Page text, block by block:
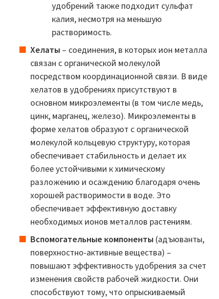
удобрений также подходит сульфат
калия, несмотря на меньшую
растворимость.
Хелаты – соединения, в которых ион металла
связан с органической молекулой
посредством координационной связи. В виде
хелатов в удобрениях присутствуют в
основном микроэлементы (в том числе медь,
цинк, марганец, железо). Микроэлементы в
форме хелатов образуют с органической
молекулой кольцевую структуру, которая
обеспечивает стабильность и делает их
более устойчивыми к химическому
разложению и осаждению благодаря очень
хорошей растворимости в воде. Это
обеспечивает эффективную доставку
необходимых ионов металлов растениям.
Вспомогательные компоненты (адъюванты,
поверхностно-активные вещества) –
повышают эффективность удобрения за счет
изменения свойств рабочей жидкости. Они
способствуют тому, что опрыскиваемый